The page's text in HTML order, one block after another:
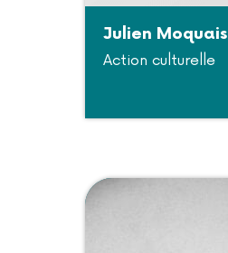
Julien Moquais
Action culturelle
Plus d'informations